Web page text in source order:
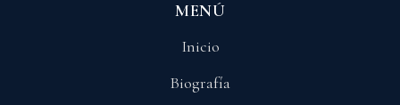
MENÚ
Inicio
Biografía